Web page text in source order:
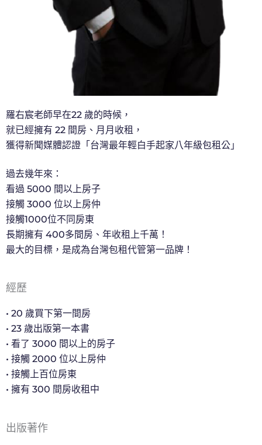
羅右宸老師早在22 歲的時候，
就已經擁有 22 間房、月月收租，
獲得新聞媒體認證「台灣最年輕白手起家八年級包租公」
過去幾年來：
看過 5000 間以上房子
接觸 3000 位以上房仲
接觸1000位不同房東
長期擁有 400多間房、年收租上千萬！
最大的目標，是成為台灣包租代管第一品牌！
經歷
• 20 歲買下第一間房
• 23 歲出版第一本書
• 看了 3000 間以上的房子
• 接觸 2000 位以上房仲
• 接觸上百位房東
• 擁有 300 間房收租中
出版著作